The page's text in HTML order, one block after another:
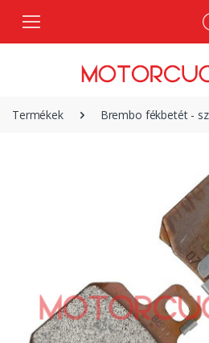
Termékek Brembo fékbetét -